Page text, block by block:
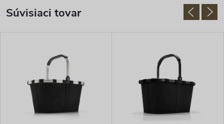
Súvisiaci tovar